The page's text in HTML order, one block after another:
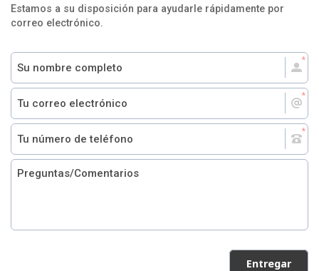
Estamos a su disposición para ayudarle rápidamente por
correo electrónico.
Entregar